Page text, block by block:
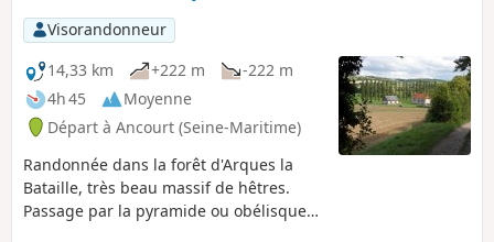
Visorandonneur
14,33 km
+222 m
-222 m
4h 45
Moyenne
Départ à Ancourt (Seine-Maritime)
Randonnée dans la forêt d'Arques la
Bataille, très beau massif de hêtres.
Passage par la pyramide ou obélisque